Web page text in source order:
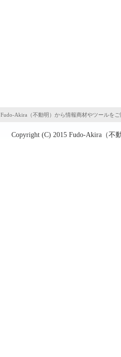
Fudo-Akira（不動明）から情報商材やツールを
Copyright (C) 2015 Fudo-Akira（不